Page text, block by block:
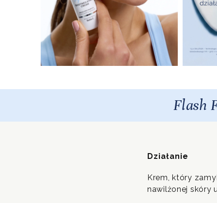
Flash
Działanie
Krem, który
nawilżonej skóry